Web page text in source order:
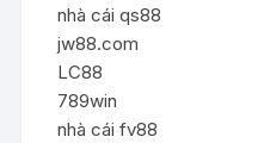
nhà cái qs88
jw88.com
LC88
789win
nhà cái fv88